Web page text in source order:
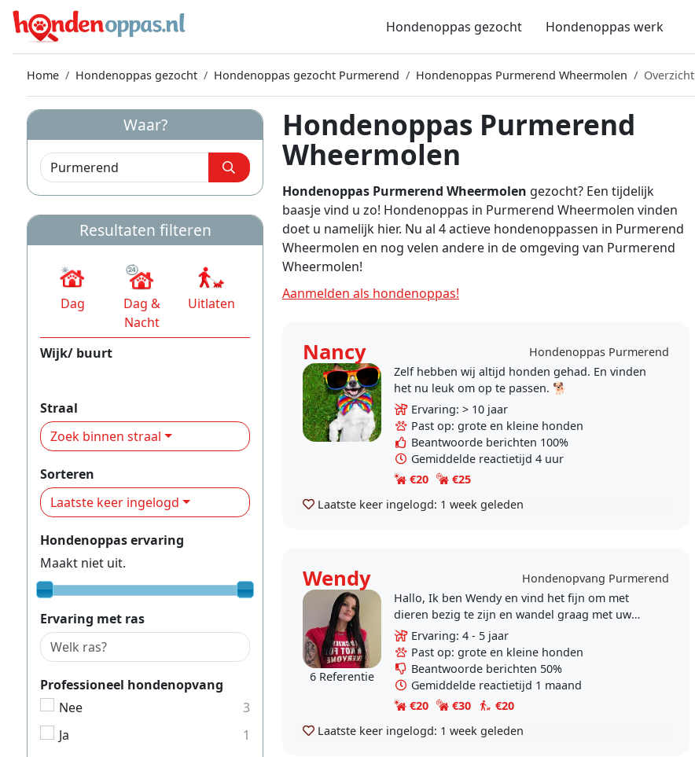
Hondenoppas gezocht Hondenoppas werk
Home Hondenoppas gezocht Hondenoppas gezocht Purmerend Hondenoppas Purmerend Wheermolen Overzicht
Hondenoppas Purmerend
Wheermolen
Hondenoppas Purmerend Wheermolen gezocht? Een tijdelijk
baasje vind u zo! Hondenoppas in Purmerend Wheermolen vinden
doet u namelijk hier. Nu al 4 actieve hondenoppassen in Purmerend
Wheermolen en nog velen andere in de omgeving van Purmerend
Wheermolen!
Aanmelden als hondenoppas!
Nancy
Hondenoppas Purmerend
Zelf hebben wij altijd honden gehad. En vinden
het nu leuk om op te passen. 🐕
Ervaring: > 10 jaar
Past op: grote en kleine honden
Beantwoorde berichten 100%
Gemiddelde reactietijd 4 uur
€20
€25
Laatste keer ingelogd: 1 week geleden
Wendy Hondenopvang Purmerend
6 Referentie
Hallo, Ik ben Wendy en vind het fijn om met
dieren bezig te zijn en wandel graag met uw
hond en kan soms ook op uw hond passen
wanneer u een paar..
Ervaring: 4 - 5 jaar
Past op: grote en kleine honden
Beantwoorde berichten 50%
Gemiddelde reactietijd 1 maand
€20
€30
€20
Laatste keer ingelogd: 1 week geleden
Waar?
Resultaten filteren
Dag
Dag &
Nacht
Uitlaten
Wijk/ buurt
Straal
Zoek binnen straal
Sorteren
Laatste keer ingelogd
Hondenoppas ervaring
Maakt niet uit.
Ervaring met ras
Professioneel hondenopvang
Nee
3
Ja
1